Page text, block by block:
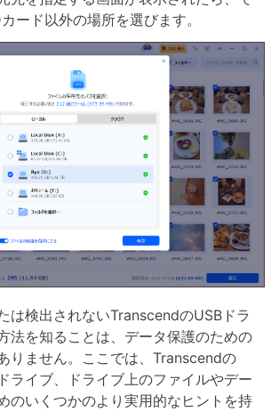
ード以外の場所を選びます。
は検出されないTranscendのUSBドラ
法を知ることは、データ保護のための
りません。ここでは、Transcendの
ライブ、ドライブ上のファイルやデー
のいくつかのより実用的なヒントを持